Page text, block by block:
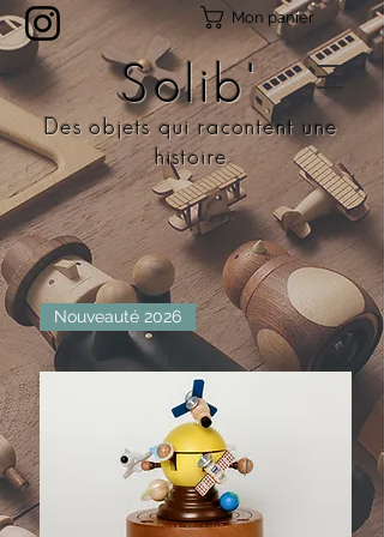
Mon panier
Solib'
Des objets qui racontent une
histoire
Nouveauté 2026